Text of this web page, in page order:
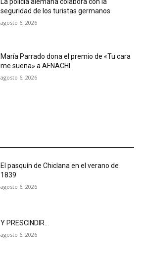
seguridad de los turistas germanos
agosto 6, 2026
María Parrado dona el premio de «Tu cara
me suena» a AFNACHI
agosto 6, 2026
El pasquín de Chiclana en el verano de
1839
agosto 6, 2026
Y PRESCINDIR…
agosto 6, 2026